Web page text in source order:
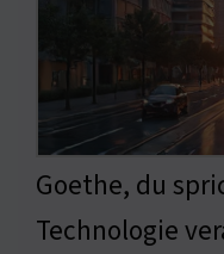
Goethe, du
Technologie